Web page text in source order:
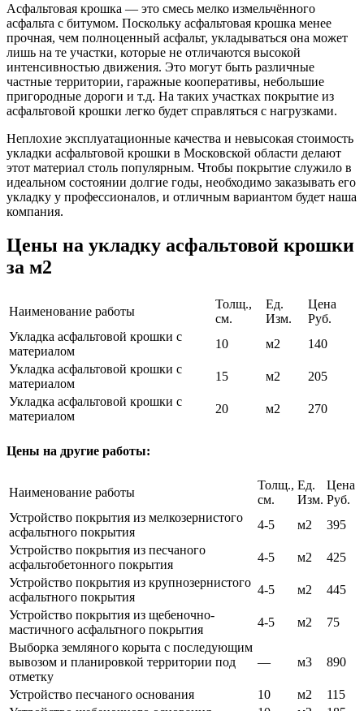
Асфальтовая крошка — это смесь мелко измельчённого
асфальта с битумом. Поскольку асфальтовая крошка менее
прочная, чем полноценный асфальт, укладываться она может
лишь на те участки, которые не отличаются высокой
интенсивностью движения. Это могут быть различные
частные территории, гаражные кооперативы, небольшие
пригородные дороги и т.д. На таких участках покрытие из
асфальтовой крошки легко будет справляться с нагрузками.
Неплохие эксплуатационные качества и невысокая стоимость
укладки асфальтовой крошки в Московской области делают
этот материал столь популярным. Чтобы покрытие служило в
идеальном состоянии долгие годы, необходимо заказывать его
укладку у профессионалов, и отличным вариантом будет наша
компания.
Цены на укладку асфальтовой крошки
за м2
Наименование работы
Толщ.,
см.
Ед.
Изм.
Цена
Руб.
Укладка асфальтовой крошки с
материалом
10 м2
140
Укладка асфальтовой крошки с
материалом
15 м2
205
Укладка асфальтовой крошки с
материалом
20 м2 270
Цены на другие работы:
Наименование работы
Толщ.,
см.
Ед.
Изм.
Цена
Руб.
Устройство покрытия из мелкозернистого
асфальтного покрытия
4-5 м2
395
Устройство покрытия из песчаного
асфальтобетонного покрытия
4-5 м2
425
Устройство покрытия из крупнозернистого
асфальтного покрытия
4-5 м2
445
Устройство покрытия из щебеночно-
мастичного асфальтного покрытия
4-5 м2
75
Выборка земляного корыта с последующим
вывозом и планировкой территории под
отметку
— м3 890
Устройство песчаного основания 10 м2
115